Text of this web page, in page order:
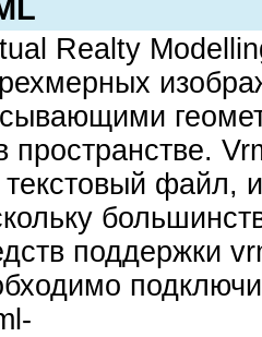
Realty
пространстве.
файл,
поддержки